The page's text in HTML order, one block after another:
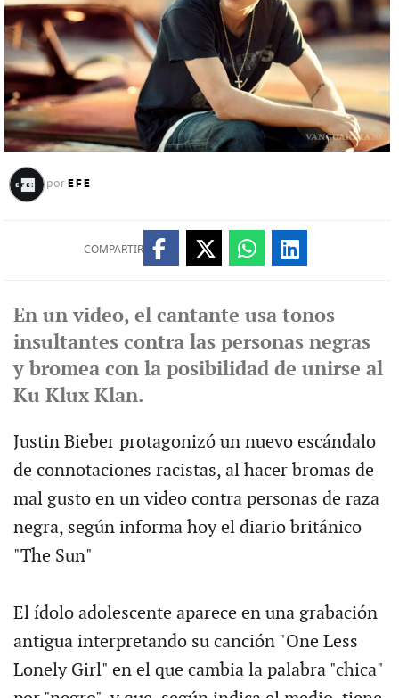
por EFE
COMPARTIR
En un video, el cantante usa tonos
insultantes contra las personas negras
y bromea con la posibilidad de unirse al
Ku Klux Klan.
Justin Bieber protagonizó un nuevo escándalo
de connotaciones racistas, al hacer bromas de
mal gusto en un video contra personas de raza
negra, según informa hoy el diario británico
"The Sun"
El ídolo adolescente aparece en una grabación
antigua interpretando su canción "One Less
Lonely Girl" en el que cambia la palabra "chica"